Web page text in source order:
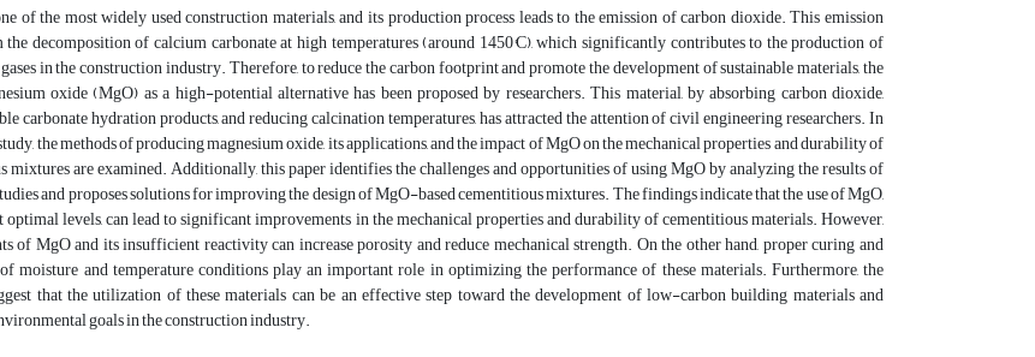
of the most widely used construction materials, and its production process leads to the emission of carbon dioxide. This emission
decomposition of calcium carbonate at high temperatures (around 1450°C), which significantly contributes to the production of
in the construction industry. Therefore, to reduce the carbon footprint and promote the development of sustainable materials, the
oxide (MgO) as a high-potential alternative has been proposed by researchers. This material, by absorbing carbon dioxide,
carbonate hydration products, and reducing calcination temperatures, has attracted the attention of civil engineering researchers. In
the methods of producing magnesium oxide, its applications, and the impact of MgO on the mechanical properties and durability of
mixtures are examined. Additionally, this paper identifies the challenges and opportunities of using MgO by analyzing the results of
and proposes solutions for improving the design of MgO-based cementitious mixtures. The findings indicate that the use of MgO,
optimal levels, can lead to significant improvements in the mechanical properties and durability of cementitious materials. However,
of MgO and its insufficient reactivity can increase porosity and reduce mechanical strength. On the other hand, proper curing and
moisture and temperature conditions play an important role in optimizing the performance of these materials. Furthermore, the
that the utilization of these materials can be an effective step toward the development of low-carbon building materials and
goals in the construction industry.